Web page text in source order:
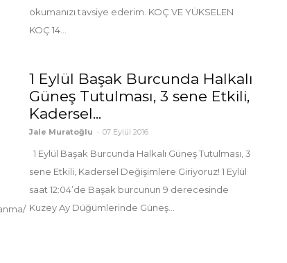
okumanızı tavsiye ederim. KOÇ VE YÜKSELEN
KOÇ 14...
1 Eylül Başak Burcunda Halkalı
Güneş Tutulması, 3 sene Etkili,
Kadersel...
Jale Muratoğlu - 07 Eylül 2016
1 Eylül Başak Burcunda Halkalı Güneş Tutulması, 3
sene Etkili, Kadersel Değişimlere Giriyoruz! 1 Eylül
saat 12:04’de Başak burcunun 9 derecesinde
Kuzey Ay Düğümlerinde Güneş...